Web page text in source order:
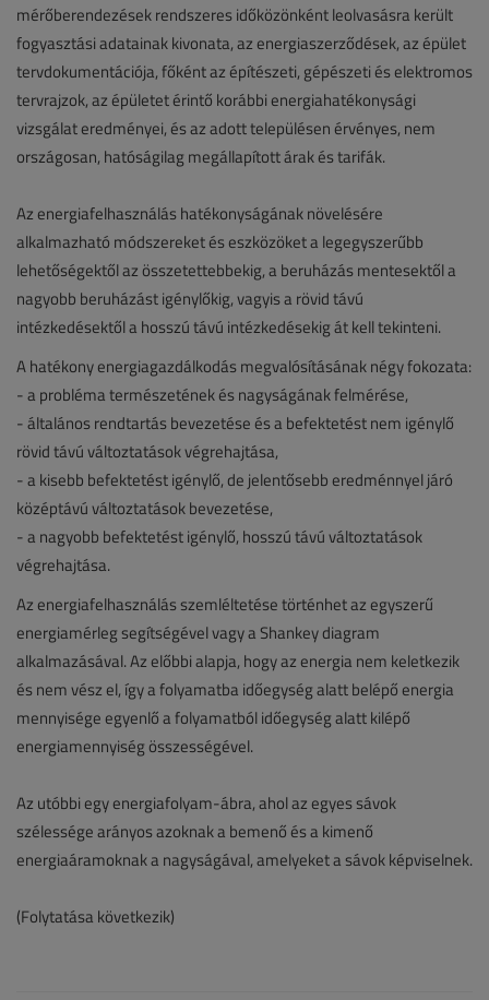
mérőberendezések rendszeres időközönként leolvasásra került
fogyasztási adatainak kivonata, az energiaszerződések, az épület
tervdokumentációja, főként az építészeti, gépészeti és elektromos
tervrajzok, az épületet érintő korábbi energiahatékonysági
vizsgálat eredményei, és az adott településen érvényes, nem
országosan, hatóságilag megállapított árak és tarifák.
Az energiafelhasználás hatékonyságának növelésére
alkalmazható módszereket és eszközöket a legegyszerűbb
lehetőségektől az összetettebbekig, a beruházás mentesektől a
nagyobb beruházást igénylőkig, vagyis a rövid távú
intézkedésektől a hosszú távú intézkedésekig át kell tekinteni.
A hatékony energiagazdálkodás megvalósításának négy fokozata:
- a probléma természetének és nagyságának felmérése,
- általános rendtartás bevezetése és a befektetést nem igénylő
rövid távú változtatások végrehajtása,
- a kisebb befektetést igénylő, de jelentősebb eredménnyel járó
középtávú változtatások bevezetése,
- a nagyobb befektetést igénylő, hosszú távú változtatások
végrehajtása.
Az energiafelhasználás szemléltetése történhet az egyszerű
energiamérleg segítségével vagy a Shankey diagram
alkalmazásával. Az előbbi alapja, hogy az energia nem keletkezik
és nem vész el, így a folyamatba időegység alatt belépő energia
mennyisége egyenlő a folyamatból időegység alatt kilépő
energiamennyiség összességével.
Az utóbbi egy energiafolyam-ábra, ahol az egyes sávok
szélessége arányos azoknak a bemenő és a kimenő
energiaáramoknak a nagyságával, amelyeket a sávok képviselnek.
(Folytatása következik)